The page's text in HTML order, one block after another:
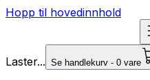
Hopp til hovedinnhold
Laster... Se handlekurv - 0 vare